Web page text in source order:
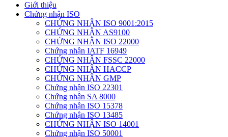
Giới thiệu
Chứng nhận ISO
CHỨNG NHẬN ISO 9001:2015
CHỨNG NHẬN AS9100
CHỨNG NHẬN ISO 22000
Chứng nhận IATF 16949
CHỨNG NHẬN FSSC 22000
CHỨNG NHẬN HACCP
CHỨNG NHẬN GMP
Chứng nhận ISO 22301
Chứng nhận SA 8000
Chứng nhận ISO 15378
Chứng nhận ISO 13485
CHỨNG NHẬN ISO 14001
Chứng nhận ISO 50001